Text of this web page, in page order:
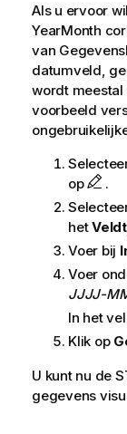
Als u ervoor
YearMonth
van
datumveld,
wordt
voorbeeld
op
.
het
Voer bij
Voer
JJJJ-
In het
Klik op
U kunt nu de
gegevens